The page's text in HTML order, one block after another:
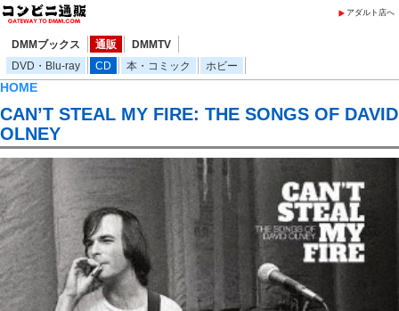
アダルト店へ
DMMブックス 通販
DMMTV
DVD・Blu-ray
CD 本・コミック ホビー
HOME
CAN’T STEAL MY FIRE: THE SONGS OF DAVID
OLNEY